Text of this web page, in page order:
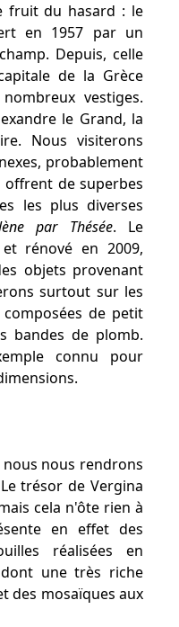
fruit du hasard : le
en 1957 par un
Depuis, celle
de la Grèce
vestiges.
le Grand, la
Nous visiterons
probablement
offrent de superbes
les plus diverses
par Thésée. Le
rénové en 2009,
objets provenant
surtout sur les
de petit
bandes de plomb.
connu pour
nous rendrons
trésor de Vergina
cela n'ôte rien à
en effet des
réalisées en
une très riche
des mosaïques aux